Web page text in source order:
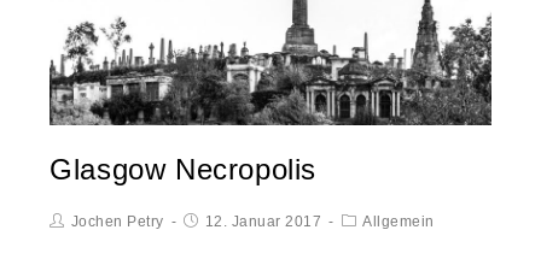
Glasgow Necropolis
Jochen Petry 12. Januar 2017 Allgemein